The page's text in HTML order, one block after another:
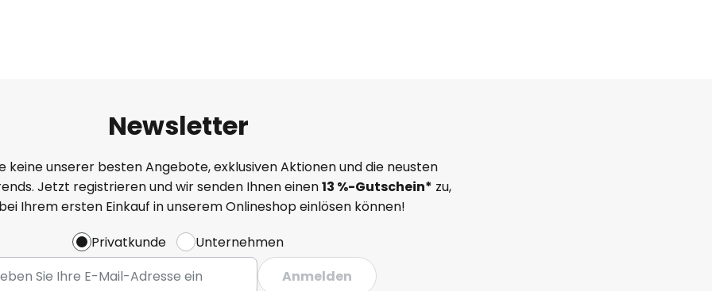
Newsletter
keine unserer besten Angebote, exklusiven Aktionen und die neusten
Jetzt registrieren und wir senden Ihnen einen13 %-Gutschein* zu,
Ihrem ersten Einkauf in unserem Onlineshop einlösen können!
Privatkunde
Unternehmen
Anmelden